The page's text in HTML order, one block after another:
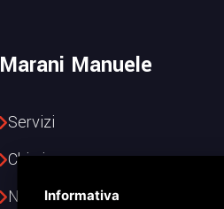
Marani Manuele
Servizi
Chi siamo
NewsInformativa